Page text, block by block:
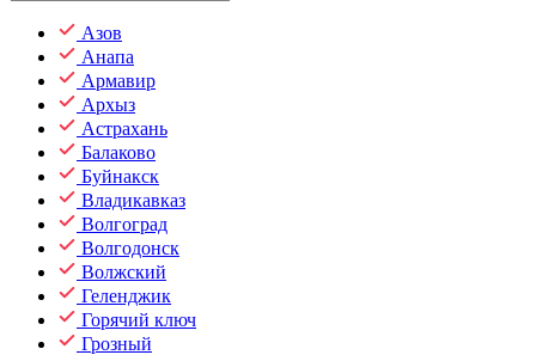
Азов
Анапа
Армавир
Архыз
Астрахань
Балаково
Буйнакск
Владикавказ
Волгоград
Волгодонск
Волжский
Геленджик
Горячий ключ
Грозный